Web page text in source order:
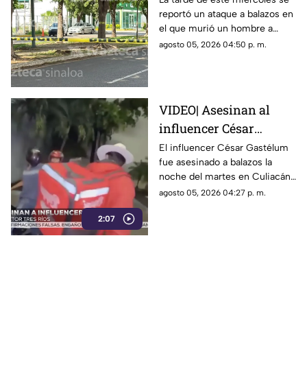
Quintas, Culiacán
reportó un ataque a balazos en
el que murió un hombre a
bordo de un vehículo
agosto 05, 2026 04:50 p. m.
2:07
VIDEO| Asesinan al
influencer César
Gastélum en Tres Ríos,
Culiacán
El influencer César Gastélum
fue asesinado a balazos la
noche del martes en Culiacán,
mientras grababa contenido,
agosto 05, 2026 04:27 p. m.